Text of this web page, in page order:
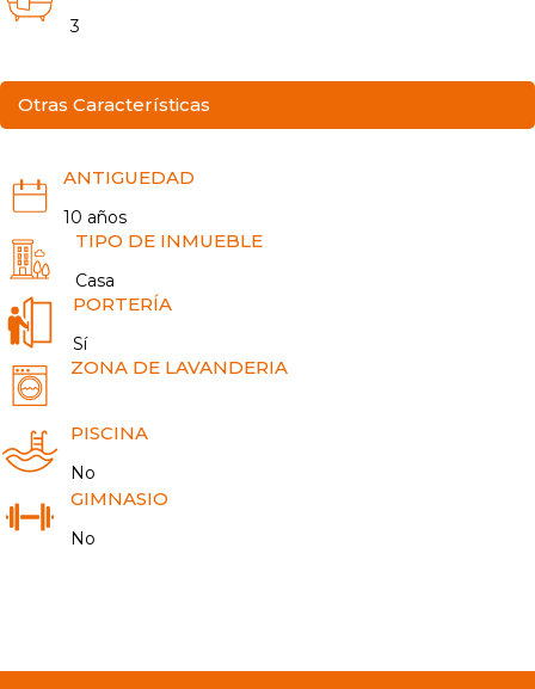
3
Otras Características
ANTIGUEDAD
10 años
TIPO DE INMUEBLE
Casa
PORTERÍA
Sí
ZONA DE LAVANDERIA
PISCINA
No
GIMNASIO
No